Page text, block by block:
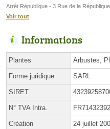
Arrêt République - 3 Rue de la République
Voir tout
Informations
Plantes Arbustes,
Forme juridique SARL
SIRET
N° TVA Intra.
Création 24 juillet